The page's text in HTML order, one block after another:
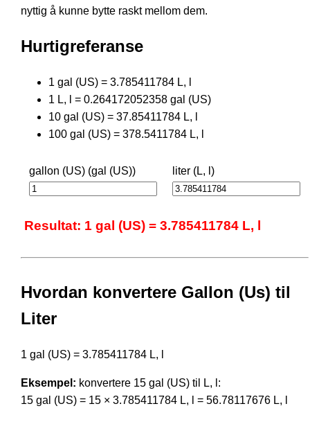
nyttig å kunne bytte raskt mellom dem.
Hurtigreferanse
1 gal (US) = 3.785411784 L, l
1 L, l = 0.264172052358 gal (US)
10 gal (US) = 37.85411784 L, l
100 gal (US) = 378.5411784 L, l
gallon (US) (gal (US)) liter (L, l)
Resultat: 1 gal (US) = 3.785411784 L, l
Hvordan konvertere Gallon (Us) til
Liter
1 gal (US) = 3.785411784 L, l
Eksempel: konvertere 15 gal (US) til L, l:
15 gal (US) = 15 × 3.785411784 L, l = 56.78117676 L, l